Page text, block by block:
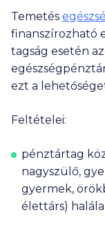
Temetés
finanszírozható
tagság esetén
ezt a
Feltételei:
pénztártag
nagyszülő,
gyermek,
élettárs)